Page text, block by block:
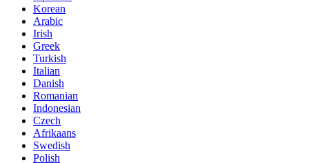
Korean
Arabic
Irish
Greek
Turkish
Italian
Danish
Romanian
Indonesian
Czech
Afrikaans
Swedish
Polish